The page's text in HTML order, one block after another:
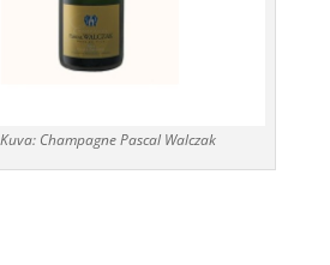
Champagne Pascal Walczak